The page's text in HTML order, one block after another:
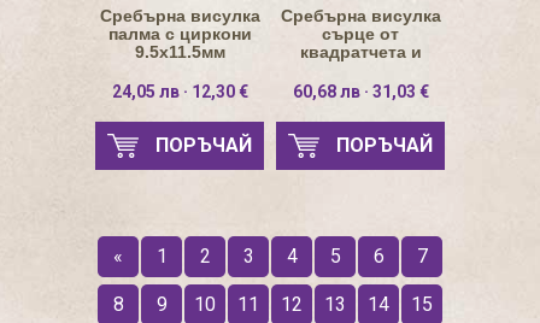
Сребърна висулка
палма с циркони
9.5х11.5мм
24,05 лв · 12,30 €
ПОРЪЧАЙ
Сребърна висулка
сърце от
квадратчета и
60,68 лв · 31,03 €
ПОРЪЧАЙ
« 1 2 3 4 5 6 7
8 9 10 11 12 13 14 15